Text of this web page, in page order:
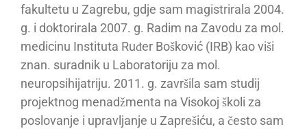
fakultetu u Zagrebu, gdje sam magistrirala 2004.
g. i doktorirala 2007. g. Radim na Zavodu za mol.
medicinu Instituta Ruđer Bošković (IRB) kao viši
znan. suradnik u Laboratoriju za mol.
neuropsihijatriju. 2011. g. završila sam studij
projektnog menadžmenta na Visokoj školi za
poslovanje i upravljanje u Zaprešiću, a često sam